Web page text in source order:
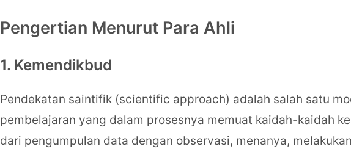
Pengertian Menurut Para Ahli
1. Kemendikbud
Pendekatan saintifik (scientific approach) adalah salah satu
pembelajaran yang dalam prosesnya memuat kaidah-kaidah
dari pengumpulan data dengan observasi, menanya,